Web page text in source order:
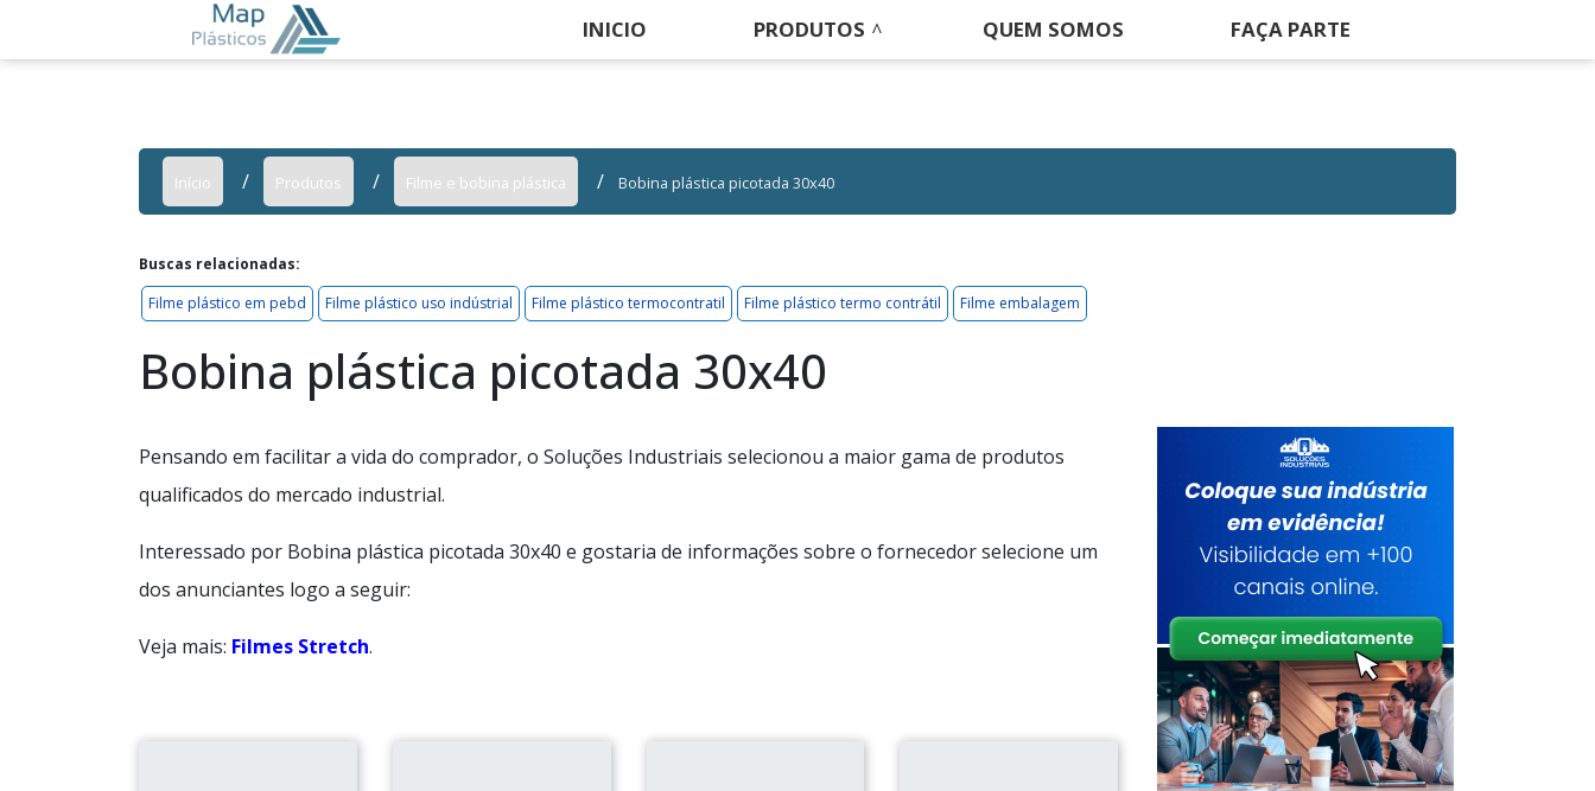
INICIO PRODUTOS QUEM SOMOS FAÇA PARTE
Início Produtos Filme e bobina plástica Bobina plástica picotada 30x40
Buscas relacionadas:
Filme plástico em pebd
Filme plástico uso indústrial Filme plástico termocontratil Filme plástico termo contrátil Filme embalagem
Bobina plástica picotada 30x40
Pensando em facilitar a vida do comprador, o Soluções Industriais selecionou a maior gama de produtos
qualificados do mercado industrial.
Interessado por Bobina plástica picotada 30x40 e gostaria de informações sobre o fornecedor selecione um
dos anunciantes logo a seguir:
Veja mais: Filmes Stretch.